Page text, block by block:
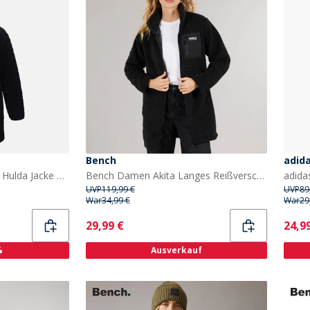
True North Damen ZINK Hulda Jacke Schwarz
Bench
Bench Damen Akita Langes Reißverschluss Fleece Schwarz
UVP119,99 €
War34,99 €
Current
29,99 €
Ausverkauf
UVP
War